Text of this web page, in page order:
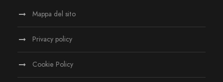
Mappa del sito
Privacy policy
Cookie Policy